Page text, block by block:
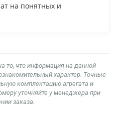
на понятных и
то, что информация на данной
характер. Точные
комплектацию агрегата и
уточняйте у менеджера при
заказа.